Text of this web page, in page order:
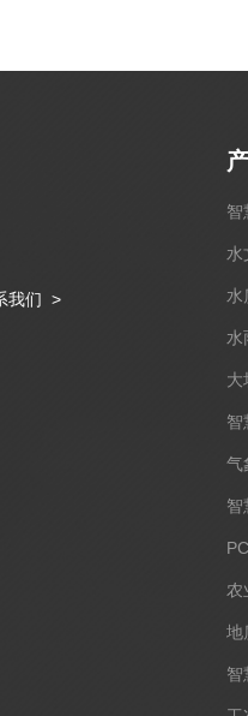
我们 >
智
水
水
水
大
智
气
智
农
地
智